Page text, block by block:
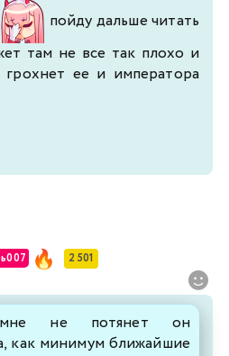
пойду дальше читать
там не все так плохо и
ее и императора
2 501
мне не потянет он
как минимум ближайшие